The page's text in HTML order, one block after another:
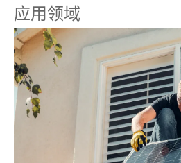
应用领域